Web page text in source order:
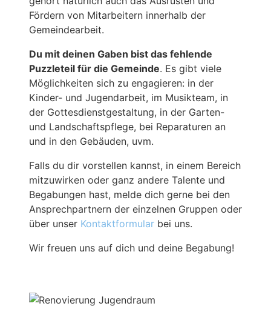
Fördern von Mitarbeitern innerhalb der
Gemeindearbeit.
Du mit deinen Gaben bist das fehlende
Puzzleteil für die Gemeinde. Es gibt viele
Möglichkeiten sich zu engagieren: in der
Kinder- und Jugendarbeit, im Musikteam, in
der Gottesdienstgestaltung, in der Garten-
und Landschaftspflege, bei Reparaturen an
und in den Gebäuden, uvm.
Falls du dir vorstellen kannst, in einem Bereich
mitzuwirken oder ganz andere Talente und
Begabungen hast, melde dich gerne bei den
Ansprechpartnern der einzelnen Gruppen oder
über unser Kontaktformular bei uns.
Wir freuen uns auf dich und deine Begabung!